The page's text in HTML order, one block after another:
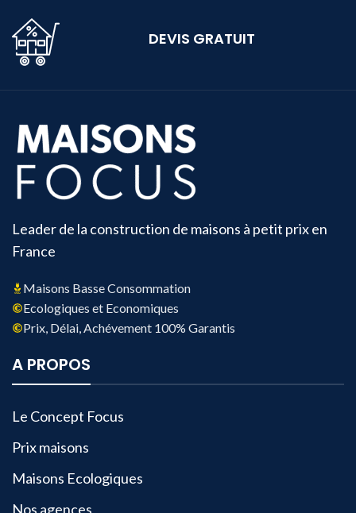
DEVIS GRATUIT
Leader de la construction de maisons à petit prix en
France
Maisons Basse Consommation
Ecologiques et Economiques
Prix, Délai, Achévement 100% Garantis
A PROPOS
Le Concept Focus
Prix maisons
Maisons Ecologiques
Nos agences